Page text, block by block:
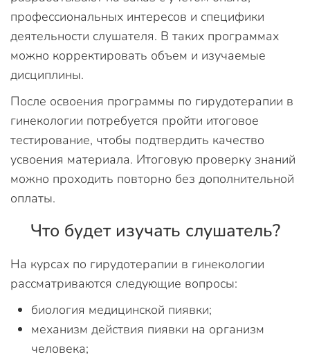
профессиональных интересов и специфики
деятельности слушателя. В таких программах
можно корректировать объем и изучаемые
дисциплины.
После освоения программы по гирудотерапии в
гинекологии потребуется пройти итоговое
тестирование, чтобы подтвердить качество
усвоения материала. Итоговую проверку знаний
можно проходить повторно без дополнительной
оплаты.
Что будет изучать слушатель?
На курсах по гирудотерапии в гинекологии
рассматриваются следующие вопросы:
биология медицинской пиявки;
механизм действия пиявки на организм
человека;